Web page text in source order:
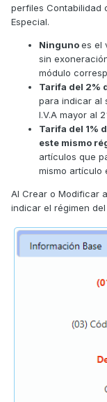
perfiles Contabilidad
Especial.
Ningunoes el
sin
módulo
Tarifa del 2%
para indicar al
I.V.A mayor al
Tarifa del 1%
este mismo
artículos que
mismo artículo
Al Crear o Modificar
indicar el régimen